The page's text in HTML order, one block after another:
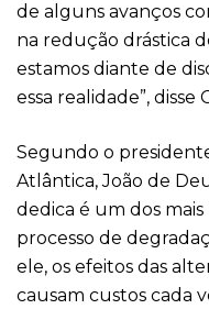
de alguns avanços
na redução drástica
estamos diante de
essa realidade”, disse
Segundo o
Atlântica, João de
dedica é um dos
processo de
ele, os efeitos das
causam custos cada